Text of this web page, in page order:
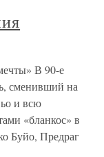
В 90-е
сменивший на
и всю
«бланкос» в
Буйо, Предраг